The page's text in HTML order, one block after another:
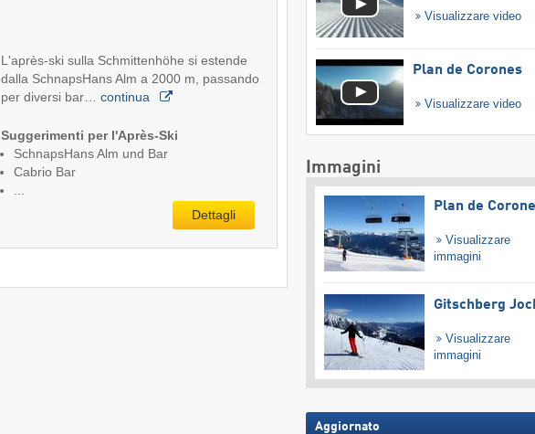
L'après-ski sulla Schmittenhöhe si estende
dalla SchnapsHans Alm a 2000 m, passando
per diversi bar… continua
Suggerimenti per l'Après-Ski
SchnapsHans Alm und Bar
Cabrio Bar
Dettagli
Visualizzare video
Plan de Corones
Visualizzare video
Immagini
Plan de
Visualizzare
immagini
Gitschberg
Visualizzare
immagini
Aggiornato